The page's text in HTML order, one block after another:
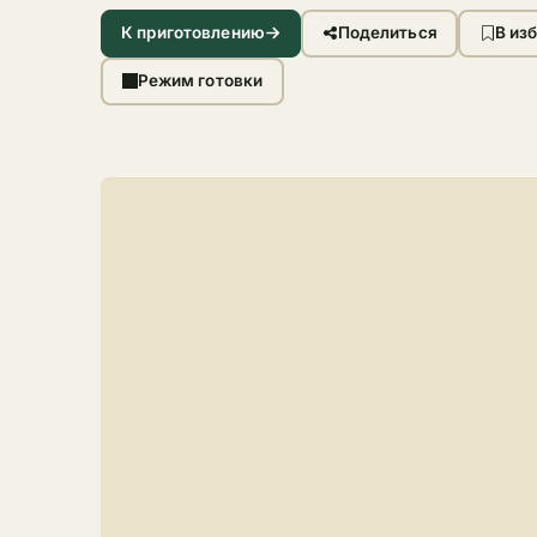
К приготовлению Поделиться В
Режим готовки